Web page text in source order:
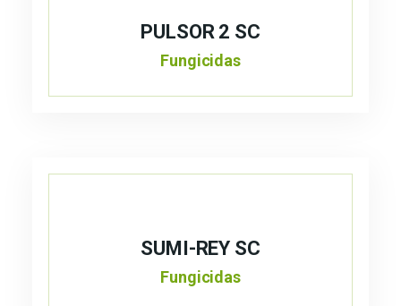
PULSOR 2 SC
Fungicidas
SUMI-REY SC
Fungicidas